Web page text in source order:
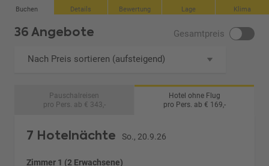
Buchen Details Bewertung Lage Klima
36 Angebote Gesamtpreis
Nach Preis sortieren (aufsteigend)
Pauschalreisen
pro Pers. ab € 343,-
Hotel ohne Flug
pro Pers. ab € 169,-
7 Hotelnächte So., 20.9.26
Zimmer 1 (2 Erwachsene)